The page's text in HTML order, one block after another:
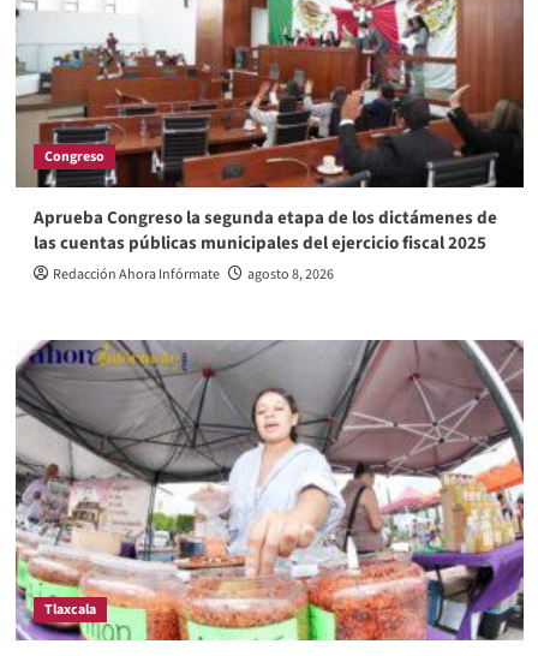
Congreso
Aprueba Congreso la segunda etapa de los dictámenes de
las cuentas públicas municipales del ejercicio fiscal 2025
Redacción Ahora Infórmate agosto 8, 2026
Tlaxcala